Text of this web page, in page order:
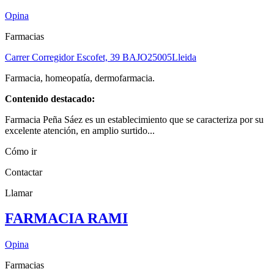
Opina
Farmacias
Carrer Corregidor Escofet, 39 BAJO25005Lleida
Farmacia, homeopatía, dermofarmacia.
Contenido destacado:
Farmacia Peña Sáez es un establecimiento que se caracteriza por su
excelente atención, en amplio surtido...
Cómo ir
Contactar
Llamar
FARMACIA RAMI
Opina
Farmacias